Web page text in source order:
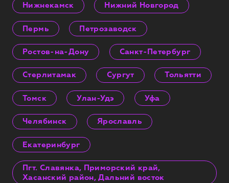
Нижнекамск Нижний Новгород
Пермь Петрозаводск
Ростов-на-Дону Санкт-Петербург
Стерлитамак Сургут Тольятти
Томск Улан-Удэ Уфа
Челябинск Ярославль
Екатеринбург
Пгт. Славянка, Приморский край,
Хасанский район, Дальний восток